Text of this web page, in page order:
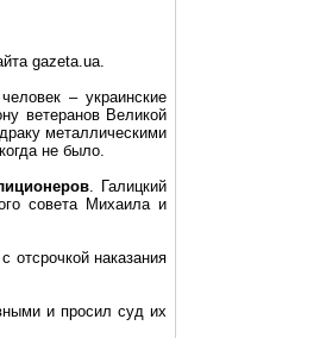
gazeta.ua.
– украинские
ветеранов Великой
металлическими
не было.
. Галицкий
совета Михаила и
отсрочкой наказания
и просил суд их